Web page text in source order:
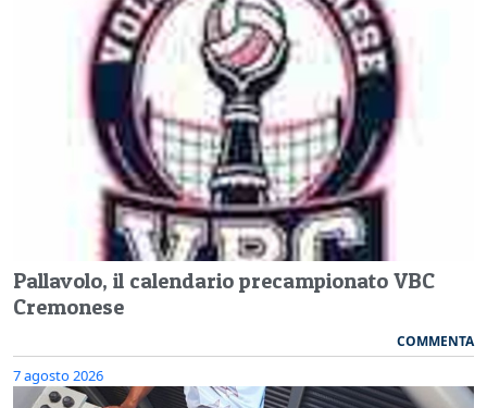
Pallavolo, il calendario precampionato VBC
Cremonese
COMMENTA
7 agosto 2026